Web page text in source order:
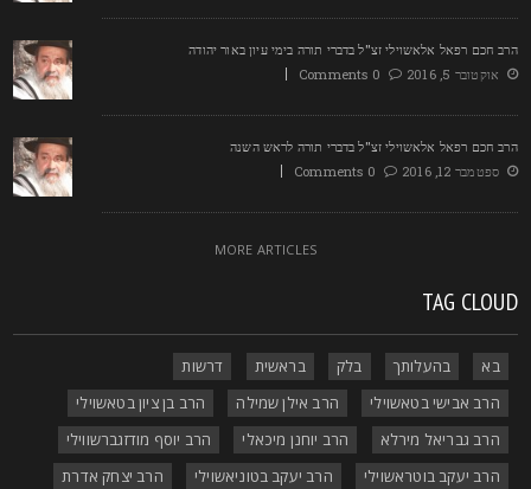
חכם רפאל אלאשוילי זצ"ל בדברי תורה בימי עיון באור יהודה
אוקטובר 5, 2016
0 Comments
חכם רפאל אלאשוילי זצ"ל בדברי תורה לראש השנה
ספטמבר 12, 2016
0 Comments
MORE ARTICLES
TAG
בא בהעלותך בלק בראשית
דרשות
הרב אבישי בטאשוילי
הרב אילן שמילה
הרב בן ציון בטאשוילי
הרב גבריאל מירלא
הרב יוחנן מיכאלי
הרב יוסף מודזגברשווילי
הרב יעקב בוטראשוילי
הרב יעקב בטוניאשוילי
הרב יצחק אדרת